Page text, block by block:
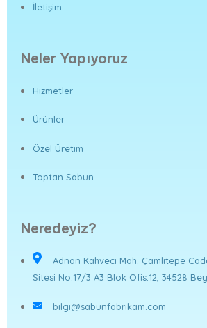
İletişim
Neler Yapıyoruz
Hizmetler
Ürünler
Özel Üretim
Toptan Sabun
Neredeyiz?
Adnan Kahveci Mah. Çamlıtepe
Sitesi No:17/3 A3 Blok Ofis:12, 34528
bilgi@sabunfabrikam.com